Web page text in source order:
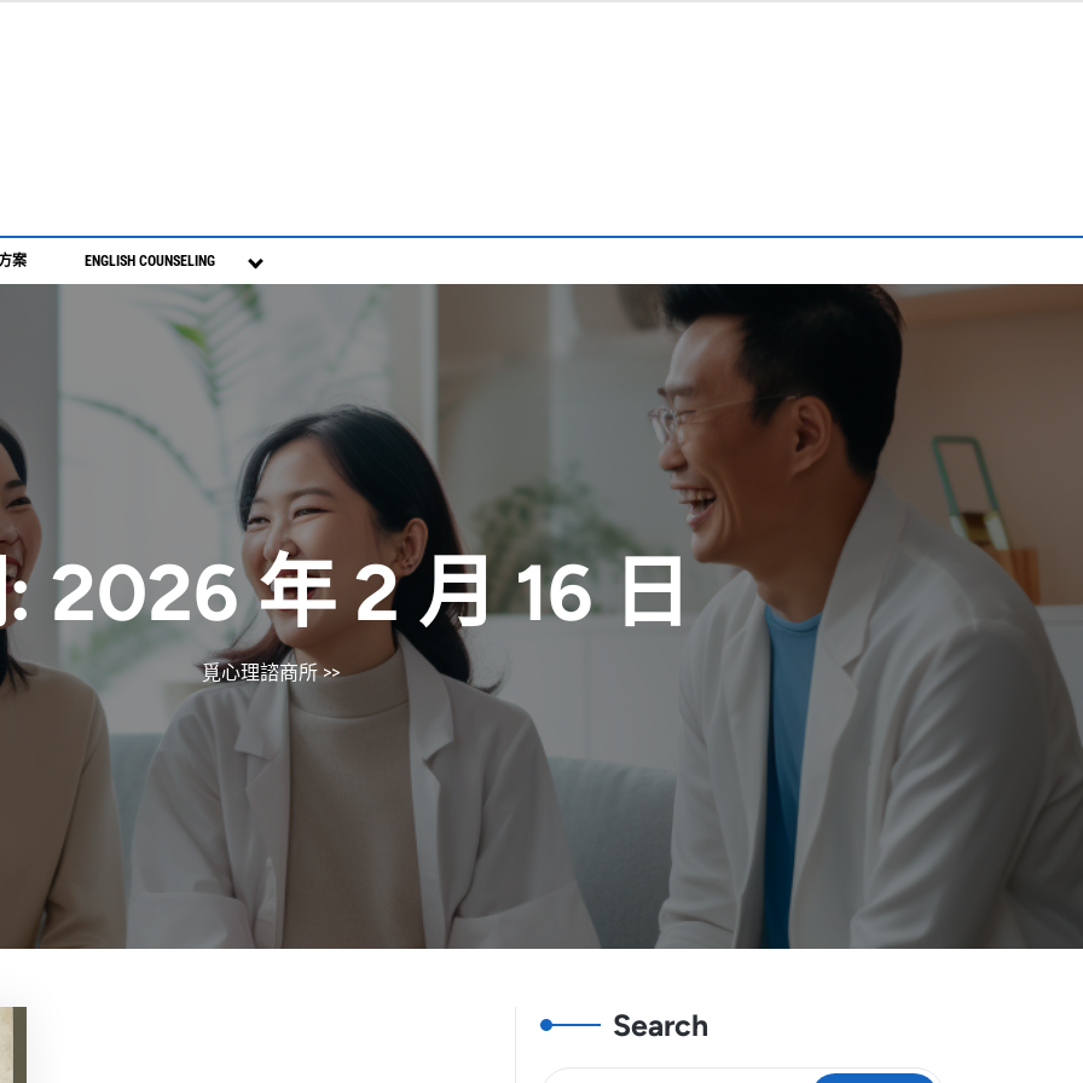
案 ENGLISH COUNSELING
2026 年 2 月 16 日
覓心理諮商所>>
Search